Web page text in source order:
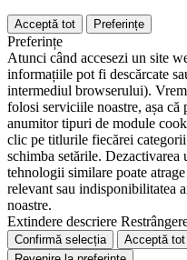
Acceptă tot Preferințe
Preferințe
Atunci când accesezi un site
informațiile pot fi descărcate
intermediul browserului).
folosi serviciile noastre, așa
anumitor tipuri de module
clic pe titlurile fiecărei
schimba setările.
tehnologii similare poate
relevant sau indisponibilitatea
noastre.
Extindere descriere
Confirmă selecția
Acceptă tot